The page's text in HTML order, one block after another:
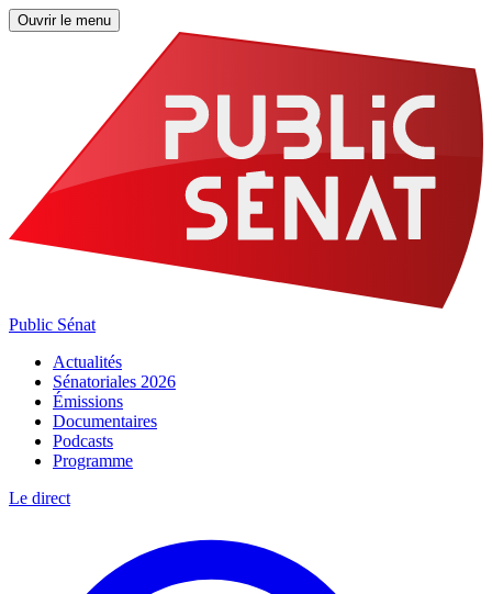
Ouvrir le menu
Public Sénat
Actualités
Sénatoriales 2026
Émissions
Documentaires
Podcasts
Programme
Le direct